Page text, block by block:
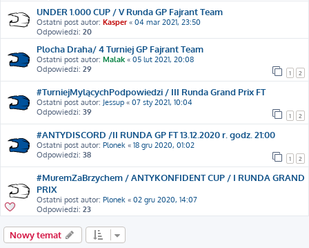
UNDER 1.000 CUP / V Runda GP Fajrant Team
Ostatni post autor: Kasper« 04 mar 2021, 23:50
Odpowiedzi: 20
Plocha Draha/ 4 Turniej GP Fajrant Team
Ostatni post autor: Malak « 05 lut 2021, 20:08
Odpowiedzi: 29 1 2
#TurniejMylącychPodpowiedzi / III Runda Grand Prix FT
Ostatni post autor: Jessup « 07 sty 2021, 10:04
Odpowiedzi: 39 1 2
#ANTYDISCORD /II RUNDA GP FT 13.12.2020 r. godz. 21:00
Ostatni post autor: Plonek « 18 gru 2020, 01:02
Odpowiedzi: 38 1 2
#MuremZaBrzychem / ANTYKONFIDENT CUP / I RUNDA GRAND
PRIX
Ostatni post autor: Plonek « 02 gru 2020, 14:07
Odpowiedzi: 23
Nowy temat